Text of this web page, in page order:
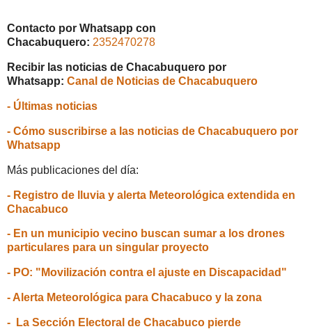
Contacto por Whatsapp con
Chacabuquero: 2352470278
Recibir las noticias de Chacabuquero por
Whatsapp: Canal de Noticias de Chacabuquero
- Últimas noticias
- Cómo suscribirse a las noticias de Chacabuquero por
Whatsapp
Más publicaciones del día:
- Registro de lluvia y alerta Meteorológica extendida en
Chacabuco
- En un municipio vecino buscan sumar a los drones
particulares para un singular proyecto
- PO: "Movilización contra el ajuste en Discapacidad"
- Alerta Meteorológica para Chacabuco y la zona
- La Sección Electoral de Chacabuco pierde